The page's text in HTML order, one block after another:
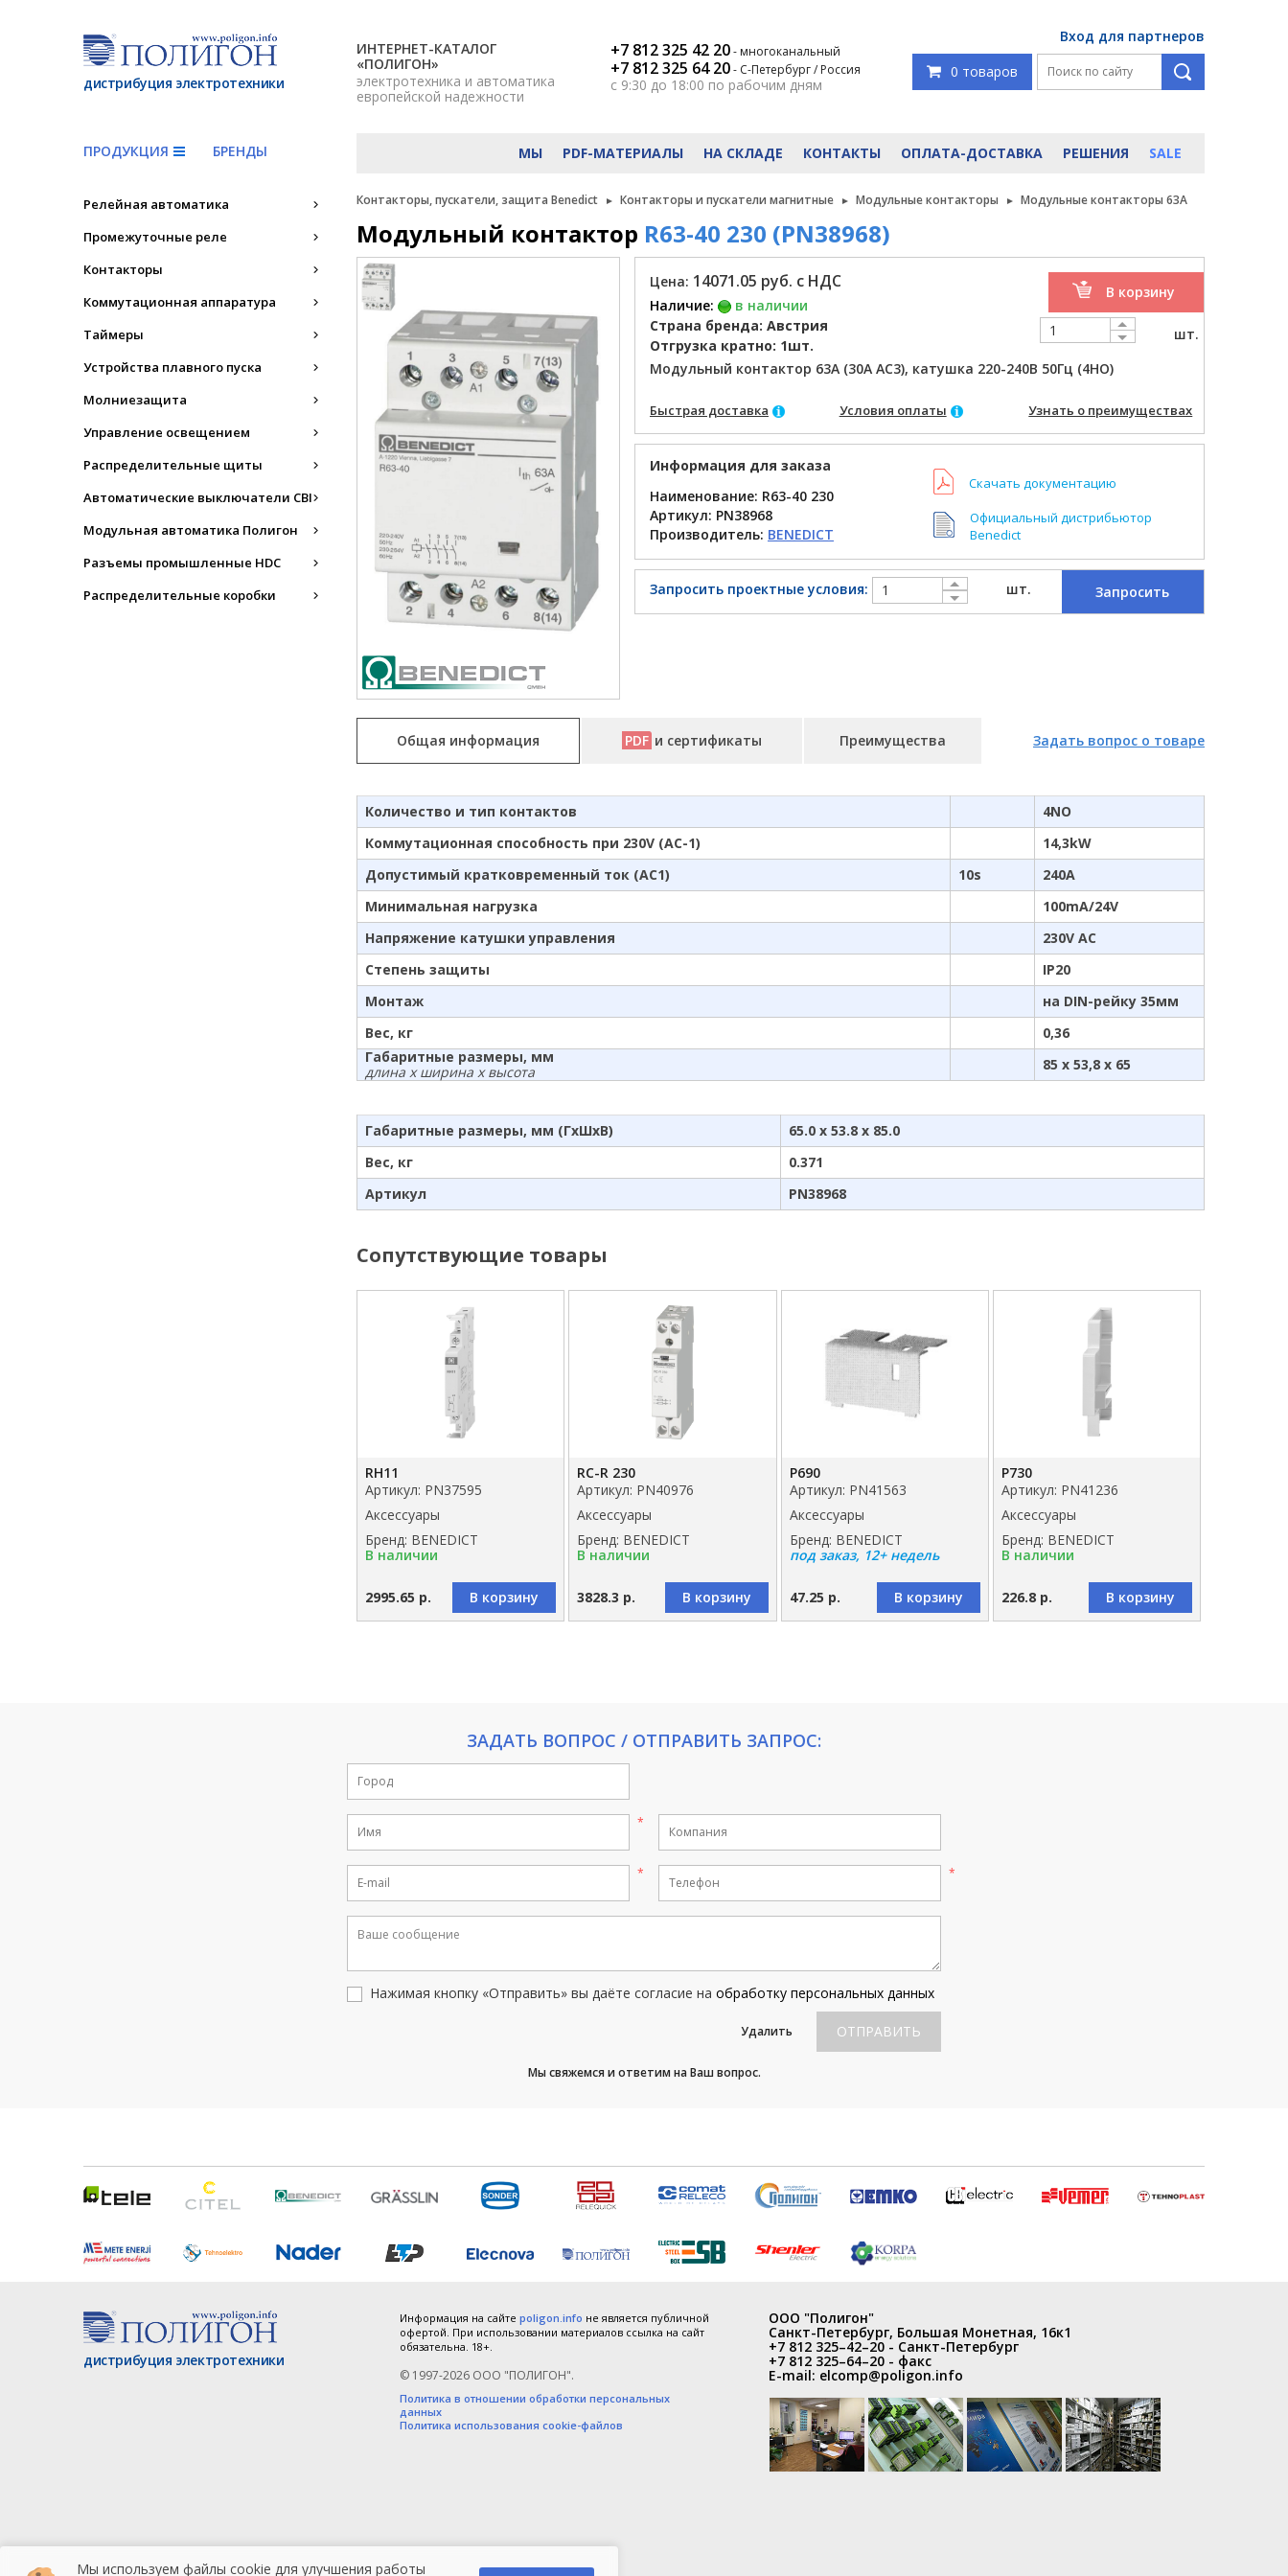
дистрибуция электротехники
ИНТЕРНЕТ-КАТАЛОГ
«ПОЛИГОН»
электротехника и автоматика
европейской надежности
+7 812 325 42 20- многоканальный
+7 812 325 64 20- С-Петербург / Россия
с 9:30 до 18:00 по рабочим дням
Вход для партнеров
0 товаров
ПРОДУКЦИЯ БРЕНДЫ МЫ PDF-МАТЕРИАЛЫ НА СКЛАДЕ КОНТАКТЫ ОПЛАТА-ДОСТАВКА РЕШЕНИЯ SALE
Релейная автоматика
Промежуточные реле
Контакторы
Коммутационная аппаратура
Таймеры
Устройства плавного пуска
Молниезащита
Управление освещением
Распределительные щиты
Автоматические выключатели CBI
Модульная автоматика Полигон
Разъемы промышленные HDC
Распределительные коробки
Контакторы, пускатели, защита Benedict Контакторы и пускатели магнитные Модульные контакторы Модульные контакторы 63А
Модульный контактор R63-40 230 (PN38968)
Цена: 14071.05 руб. с НДС
Наличие:
в наличии
Страна бренда: Австрия
Отгрузка кратно: 1шт.
В корзину
шт.
Модульный контактор 63А (30А AC3), катушка 220-240В 50Гц (4НО)
Быстрая доставка Условия оплаты Узнать о преимуществах
Информация для заказа
Наименование: R63-40 230
Артикул: PN38968
Производитель: BENEDICT
Скачать документацию
Официальный дистрибьютор
Benedict
Запросить проектные условия: шт. Запросить
Общая информация PDF и сертификаты Преимущества Задать вопрос о товаре
Количество и тип контактов
4NO
Коммутационная способность при 230V (AC-1)
14,3kW
Допустимый кратковременный ток (AC1)
10s
240A
Минимальная нагрузка
100mA/24V
Напряжение катушки управления
230V AC
Степень защиты
IP20
Монтаж
на DIN-рейку 35мм
Вес, кг
0,36
Габаритные размеры, мм
длина x ширина x высота
85 x 53,8 x 65
Габаритные размеры, мм (ГхШхВ)
65.0 x 53.8 x 85.0
Вес, кг
0.371
Артикул
PN38968
Сопутствующие товары
RH11
Артикул: PN37595
Аксессуары
Бренд: BENEDICT
В наличии
2995.65 р. В корзину
RC-R 230
Артикул: PN40976
Аксессуары
Бренд: BENEDICT
В наличии
3828.3 р. В корзину
P690
Артикул: PN41563
Аксессуары
Бренд: BENEDICT
под заказ, 12+ недель
47.25 р. В корзину
P730
Артикул: PN41236
Аксессуары
Бренд: BENEDICT
В наличии
226.8 р. В корзину
ЗАДАТЬ ВОПРОС / ОТПРАВИТЬ ЗАПРОС:
Нажимая кнопку «Отправить» вы даёте согласие на обработку персональных данных
Удалить ОТПРАВИТЬ
Мы свяжемся и ответим на Ваш вопрос.
дистрибуция электротехники
Информация на сайте poligon.info не является публичной
офертой. При использовании материалов ссылка на сайт
обязательна. 18+.
© 1997-2026 ООО "ПОЛИГОН".
Политика в отношении обработки персональных
данных
Политика использования cookie-файлов
ООО "Полигон"
Санкт-Петербург, Большая Монетная, 16к1
+7 812 325–42–20 - Санкт-Петербург
+7 812 325–64–20 - факс
E-mail: elcomp@poligon.info
Мы используем файлы cookie для улучшения работы